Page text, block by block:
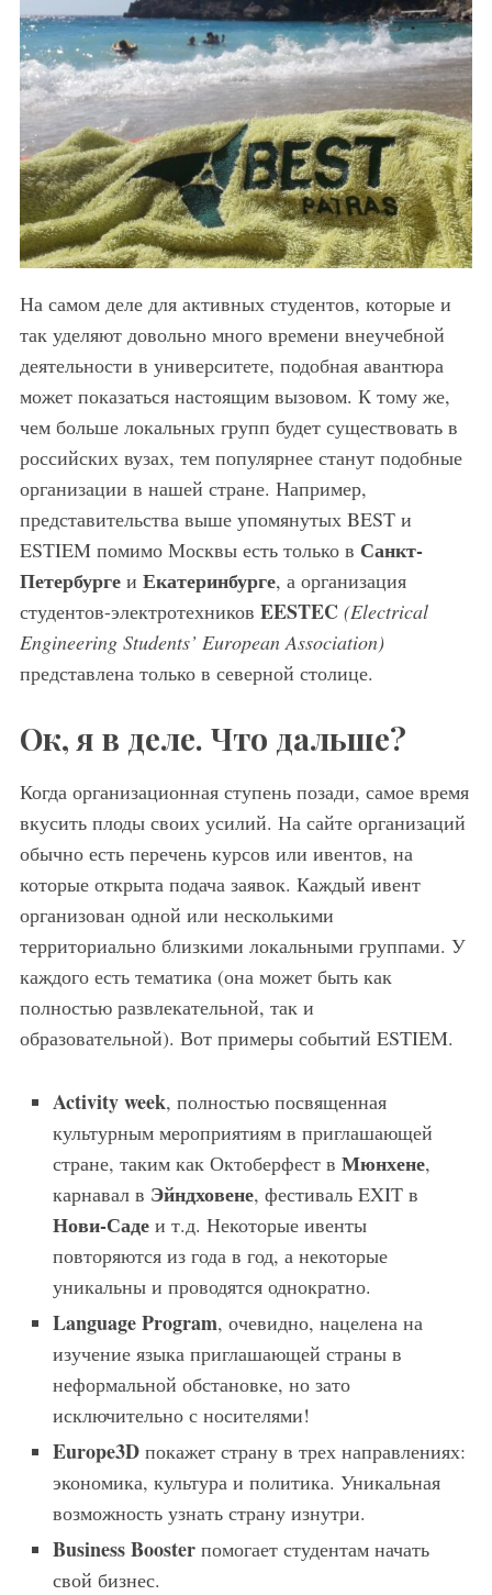
На самом деле для активных студентов, которые и
так уделяют довольно много времени внеучебной
деятельности в университете, подобная авантюра
может показаться настоящим вызовом. К тому же,
чем больше локальных групп будет существовать в
российских вузах, тем популярнее станут подобные
организации в нашей стране. Например,
представительства выше упомянутых BEST и
ESTIEM помимо Москвы есть только в Санкт-
Петербургеи Екатеринбурге, а организация
студентов-электротехников EESTEC (Electrical
Engineering Students’ EuropeanAssociation)
представлена только в северной столице.
Ок, я в деле. Что дальше?
Когда организационная ступень позади, самое время
вкусить плоды своих усилий. На сайте организаций
обычно есть перечень курсов или ивентов, на
которые открыта подача заявок. Каждый ивент
организован одной или несколькими
территориально близкими локальными группами. У
каждого есть тематика (она может быть как
полностью развлекательной, так и
образовательной). Вот примеры событий ESTIEM.
Activity week, полностью посвященная
культурным мероприятиям в приглашающей
стране, таким как Октоберфест в Мюнхене,
карнавал в Эйндховене, фестиваль EXIT в
Нови-Садеи т.д. Некоторые ивенты
повторяются из года в год, а некоторые
уникальны и проводятся однократно.
Language Program, очевидно, нацелена на
изучение языка приглашающей страны в
неформальной обстановке, но зато
исключительно с носителями!
Europe3Dпокажет страну в трех направлениях:
экономика, культура и политика. Уникальная
возможность узнать страну изнутри.
BusinessBoosterпомогает студентам начать
свой бизнес.